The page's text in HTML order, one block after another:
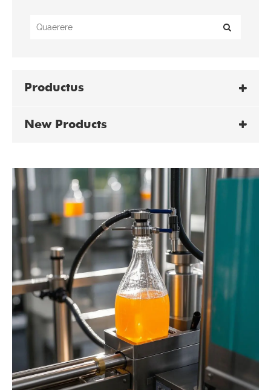
Productus
New Products